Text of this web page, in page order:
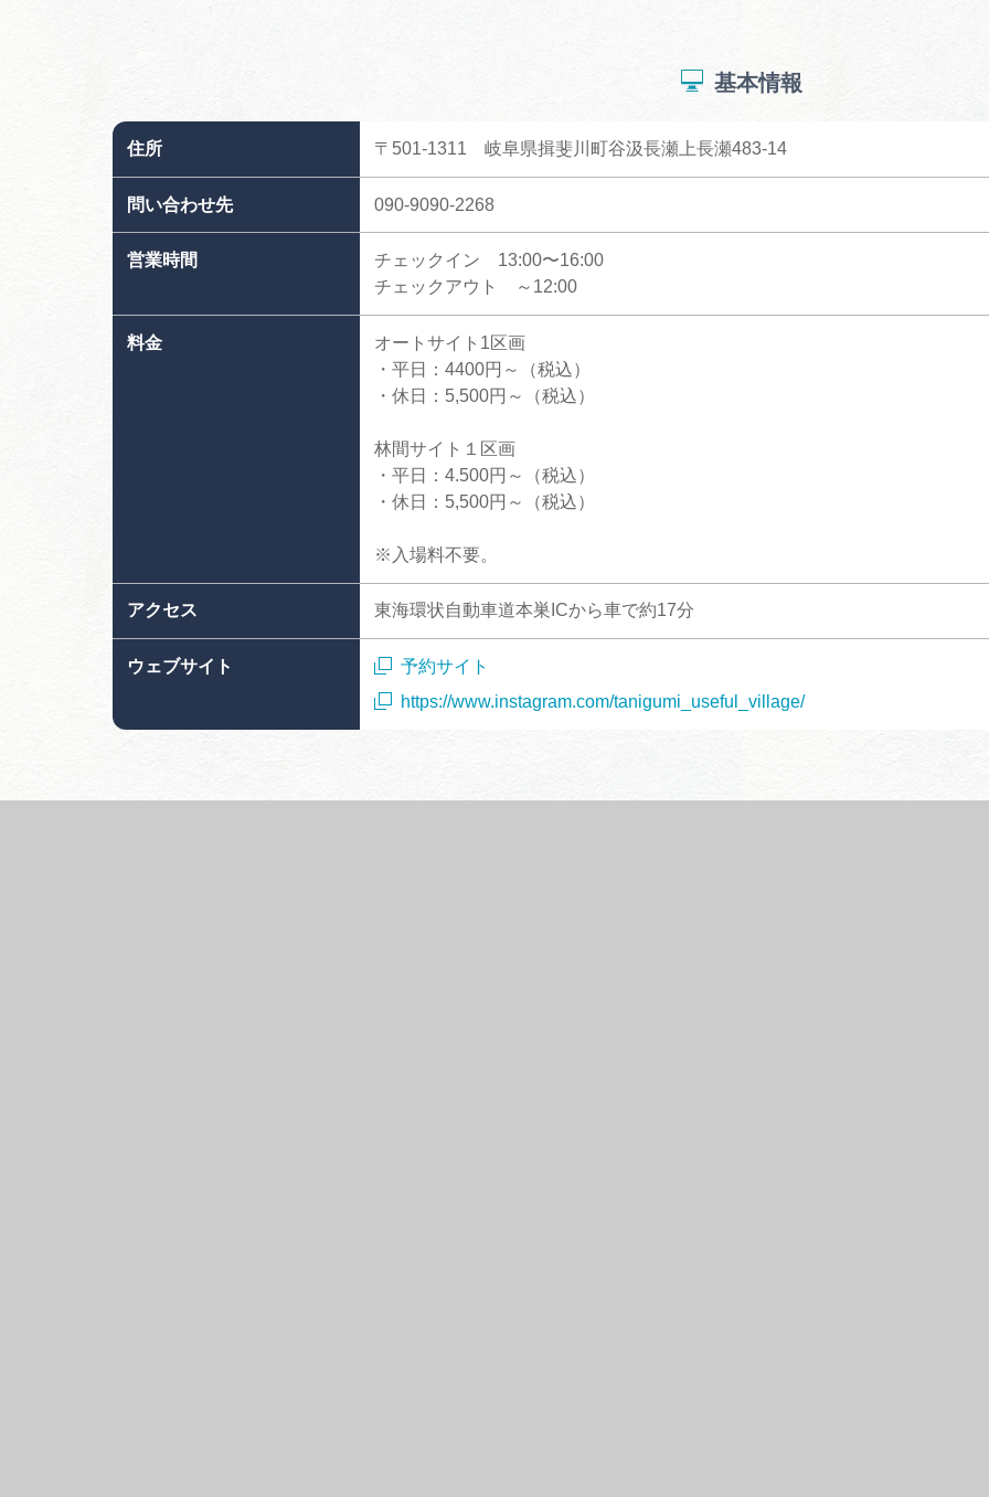
基本情報
住所 〒501-1311 岐阜県揖斐川町谷汲長瀬上長瀬483-14
問い合わせ先 090-9090-2268
営業時間
チェックイン 13:00〜16:00
チェックアウト ～12:00
料金
オートサイト1区画
・平日：4400円～（税込）
・休日：5,500円～（税込）
林間サイト１区画
・平日：4.500円～（税込）
・休日：5,500円～（税込）
※入場料不要。
アクセス 東海環状自動車道本巣ICから車で約17分
ウェブサイト
予約サイト
https://www.instagram.com/tanigumi_useful_village/